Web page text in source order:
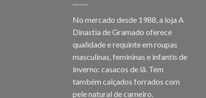
No mercado desde 1988, a loja A
Dinastia de Gramado oferece
qualidade e requinte em roupas
masculinas, femininas e infantis de
inverno: casacos de lã. Tem
também calçados forrados com
pele natural de carneiro.